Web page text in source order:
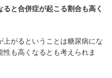
ると合併症が起こる割合も高く
がるということは糖尿病にな
も高くなるとも考えられま